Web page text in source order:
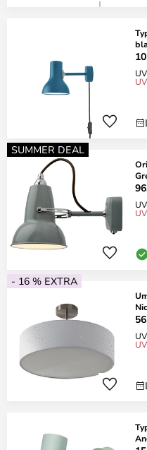
SUMMER DEAL
- 16 % EXTRA